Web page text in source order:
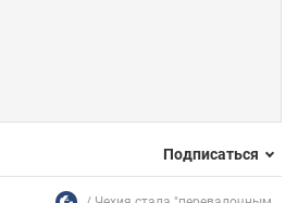
Подписаться